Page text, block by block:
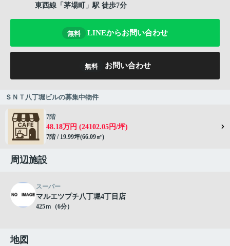
東西線 「 茅場町 」駅 徒歩7分
無料 LINEからお問い合わせ
無料 お問い合わせ
ＳＮＴ八丁堀ビルの募集中物件
7階
48.18万円 (24102.05円/坪)
7階 / 19.99坪(66.09㎡)
周辺施設
スーパー
マルエツプチ八丁堀4丁目店
425ｍ（6分）
地図